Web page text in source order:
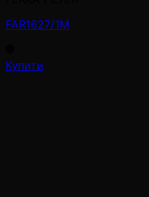
FAR1627/1M
Купити